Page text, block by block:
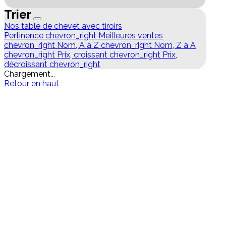
Trier
Nos table de chevet avec tiroirs
Pertinence chevron_right Meilleures ventes
chevron_right Nom, A à Z chevron_right Nom, Z à A
chevron_right Prix, croissant chevron_right Prix,
décroissant chevron_right
Chargement...
Retour en haut